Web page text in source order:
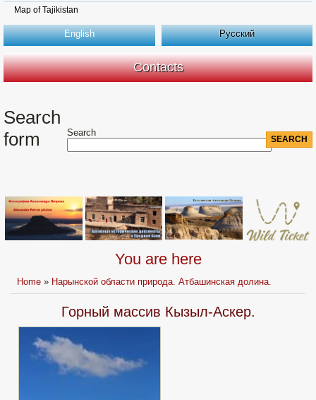
Map of Tajikistan
English Русский
Contacts
Search
form
Search
You are here
Home » Нарынской области природа. Атбашинская долина.
Горный массив Кызыл-Аскер.